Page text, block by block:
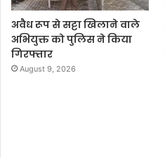
अवैध रूप से सट्टा खिलाने वाले
अभियुक्त को पुलिस ने किया
गिरफ्तार
August 9, 2026